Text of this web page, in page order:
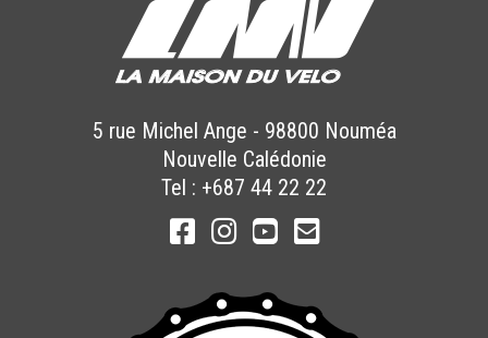
5 rue Michel Ange - 98800 Nouméa
Nouvelle Calédonie
Tel : +687 44 22 22